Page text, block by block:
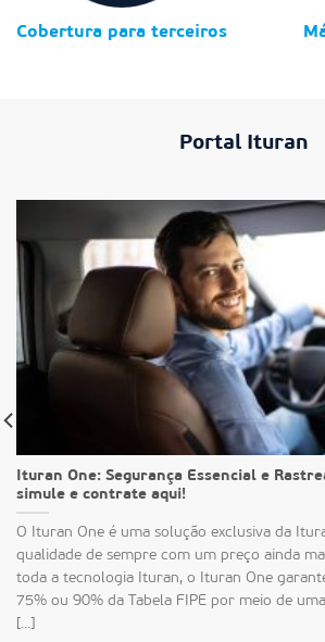
Cobertura para terceiros
Portal Ituran
Ituran One: Segurança Essencial e
simule e contrate aqui!
O Ituran One é uma solução exclusiva da
qualidade de sempre com um preço ainda
toda a tecnologia Ituran, o Ituran One
75% ou 90% da Tabela FIPE por meio de
[...]